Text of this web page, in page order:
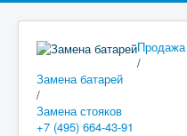
Продажа
/
Замена батарей
/
Замена стояков
+7 (495) 664-43-91